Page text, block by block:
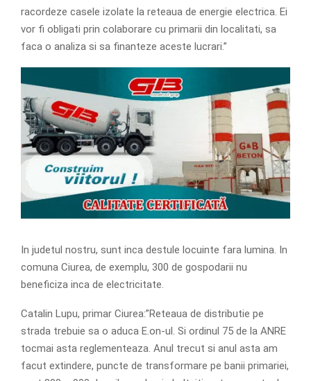
racordeze casele izolate la reteaua de energie electrica. Ei
vor fi obligati prin colaborare cu primarii din localitati, sa
faca o analiza si sa finanteze aceste lucrari.”
In judetul nostru, sunt inca destule locuinte fara lumina. In
comuna Ciurea, de exemplu, 300 de gospodarii nu
beneficiza inca de electricitate.
Catalin Lupu, primar Ciurea:”Reteaua de distributie pe
strada trebuie sa o aduca E.on-ul. Si ordinul 75 de la ANRE
tocmai asta reglementeaza. Anul trecut si anul asta am
facut extindere, puncte de transformare pe banii primariei,